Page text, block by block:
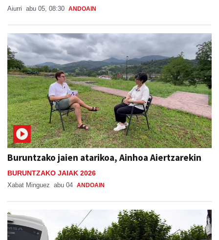
Aiurri abu 05, 08:30 ANDOAIN
Buruntzako jaien atarikoa, Ainhoa Aiertzarekin
BURUNTZAKO JAIAK 2026
Xabat Minguez abu 04 ANDOAIN